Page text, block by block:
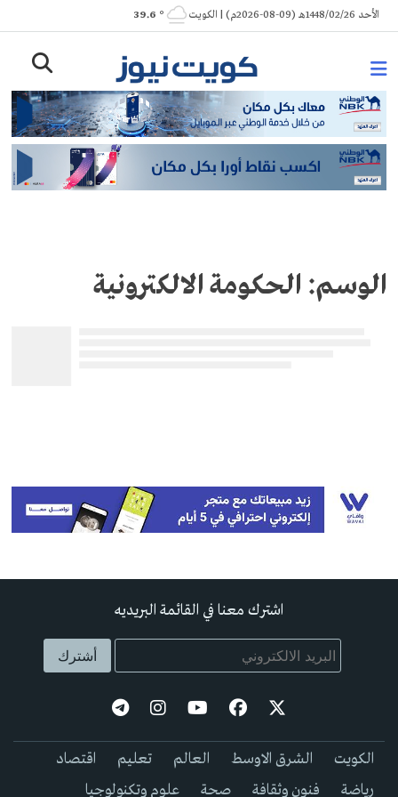
Skip
to
الأحد 1448/02/26هـ (09-08-2026م) | الكويت ° 39.6
الوسم: الحكومة الالكترونية
اشترك معنا في القائمة البريديه
الكويت الشرق الاوسط العالم تعليم
اقتصاد
رياضة
فنون وثقافة صحة علوم وتكنولوجيا